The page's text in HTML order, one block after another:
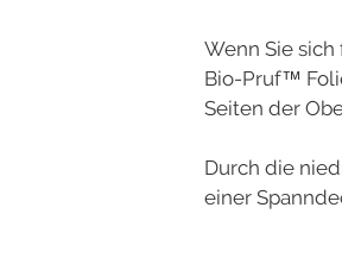
Wenn Sie
Bio-Pruf™
Seiten der
Durch die
einer